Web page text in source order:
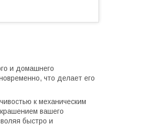
и домашнего
что делает его
к механическим
вашего
быстро и